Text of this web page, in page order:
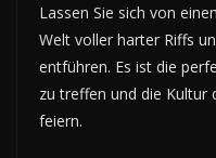
Lassen Sie sich von
Welt voller harter Riffs
entführen. Es ist die
zu treffen und die Kultur
feiern.